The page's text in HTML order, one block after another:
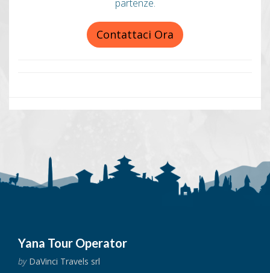
partenze.
Contattaci Ora
Yana Tour Operator
byDaVinci Travels srl